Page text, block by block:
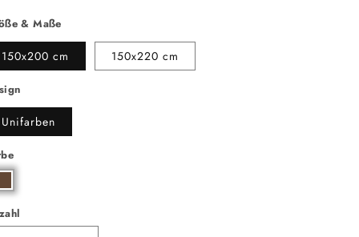
& Maße
150x200 cm 150x220 cm
Unifarben